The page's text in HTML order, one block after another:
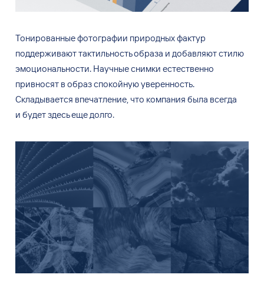
Тонированные фотографии природных фактур
поддерживают тактильность образа и добавляют стилю
эмоциональности. Научные снимки естественно
привносят в образ спокойную уверенность.
Складывается впечатление, что компания была всегда
и будет здесь еще долго.